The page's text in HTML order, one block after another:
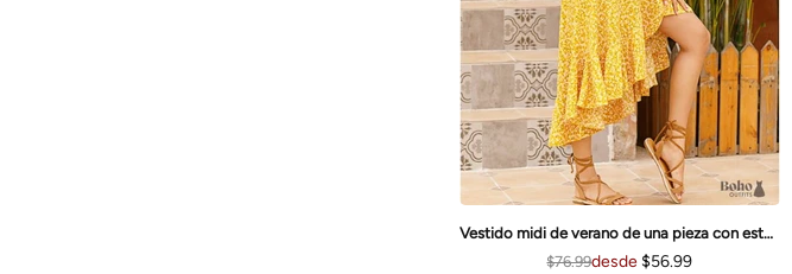
Vestido midi de verano de una pieza con estampado floral bohemio Aria
$76.99desde $56.99